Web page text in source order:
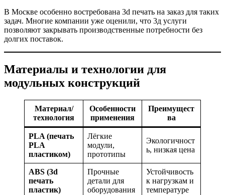
В Москве особенно востребована 3d печать на заказ для таких
задач. Многие компании уже оценили, что 3д услуги
позволяют закрывать производственные потребности без
долгих поставок.
Материалы и технологии для
модульных конструкций
Материал/
технология
Особенности
применения
Преимущест
ва
PLA (печать
PLA
пластиком)
Лёгкие
модули,
прототипы
Экологичност
ь, низкая цена
ABS (3d
печать
пластик)
Прочные
детали для
оборудования
Устойчивость
к нагрузкам и
температуре